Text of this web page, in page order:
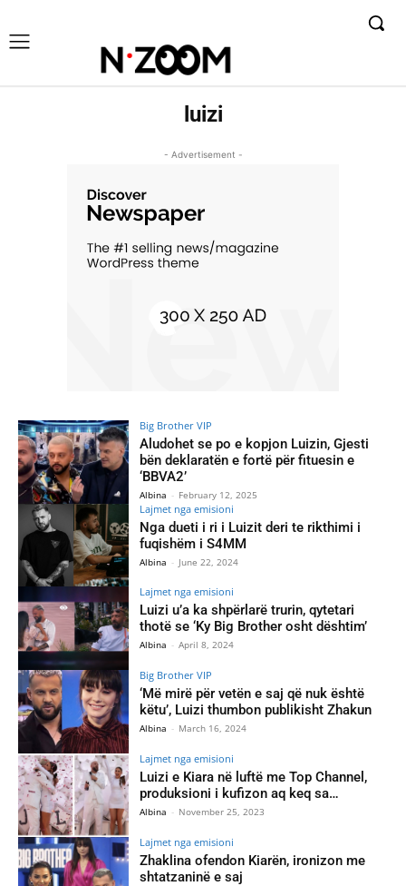
luizi
- Advertisement -
Big Brother VIP
Aludohet se po e kopjon Luizin, Gjesti
bën deklaratën e fortë për fituesin e
‘BBVA2’
Albina - February 12, 2025
Lajmet nga emisioni
Nga dueti i ri i Luizit deri te rikthimi i
fuqishëm i S4MM
Albina - June 22, 2024
Lajmet nga emisioni
Luizi u’a ka shpërlarë trurin, qytetari
thotë se ‘Ky Big Brother osht dështim’
Albina - April 8, 2024
Big Brother VIP
‘Më mirë për vetën e saj që nuk është
këtu’, Luizi thumbon publikisht Zhakun
Albina - March 16, 2024
Lajmet nga emisioni
Luizi e Kiara në luftë me Top Channel,
produksioni i kufizon aq keq sa…
Albina - November 25, 2023
Lajmet nga emisioni
Zhaklina ofendon Kiarën, ironizon me
shtatzaninë e saj